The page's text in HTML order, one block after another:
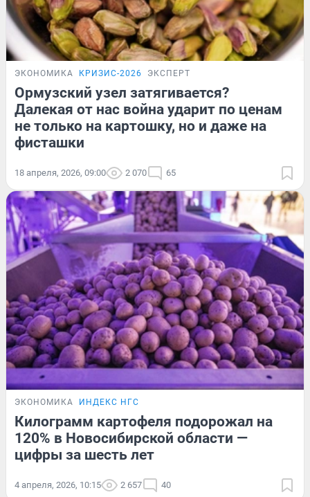
ЭКОНОМИКА КРИЗИС-2026 ЭКСПЕРТ
Ормузский узел затягивается?
Далекая от нас война ударит по ценам
не только на картошку, но и даже на
фисташки
18 апреля, 2026, 09:00 2 070 65
ЭКОНОМИКА ИНДЕКС НГС
Килограмм картофеля подорожал на
120% в Новосибирской области —
цифры за шесть лет
4 апреля, 2026, 10:15 2 657 40